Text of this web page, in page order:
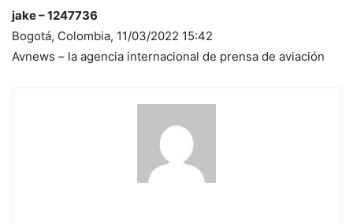
jake – 1247736
Bogotá, Colombia, 11/03/2022 15:42
Avnews – la agencia internacional de prensa de aviación